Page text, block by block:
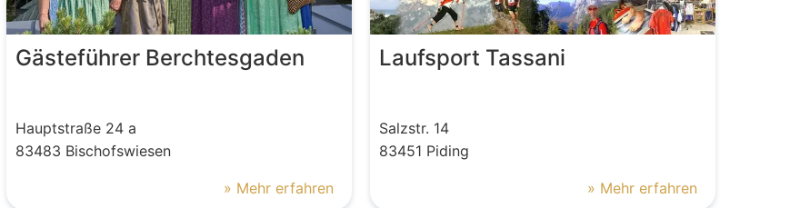
Laufsport Tassani
Salzstr. 14
83451 Piding
» Mehr erfahren
Gästeführer Berchtesgaden
Hauptstraße 24 a
83483 Bischofswiesen
» Mehr erfahren